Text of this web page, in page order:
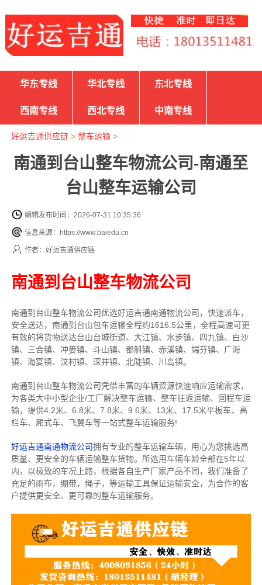
华东专线 华北专线 东北专线
西南专线 西北专线 中南专线
好运吉通供应链> 整车运输>
南通到台山整车物流公司-南通至
台山整车运输公司
编辑发布时间：2026-07-31 10:35:36
信息来源：https://www.baiedu.cn
作者：好运吉通供应链
南通到台山整车物流公司
南通到台山整车物流公司优选好运吉通南通物流公司，快速派车，
安全送达，南通到台山包车运输全程约1616.5公里，全程高速可更
有效的将货物送达台山台城街道、大江镇、水步镇、四九镇、白沙
镇、三合镇、冲蒌镇、斗山镇、都斛镇、赤溪镇、端芬镇、广海
镇、海宴镇、汶村镇、深井镇、北陡镇、川岛镇。
南通到台山整车物流公司凭借丰富的车辆资源快速响应运输需求，
为各类大中小型企业/工厂解决整车运输、整车往返运输、回程车运
输， 提供4.2米、6.8米、7.8米、9.6米、13米、17.5米平板车、高
栏车、厢式车、飞翼车等一站式整车运输服务!
好运吉通南通物流公司拥有专业的整车运输车辆，用心为您挑选高
质量、更安全的车辆运输整车货物。所选用车辆车龄全部在5年以
内，以极致的车况上路，根据各自生产厂家产品不同，我们准备了
充足的雨布，绷带，绳子，等运输工具保证运输安全，为合作的客
户提供更安全、更可靠的整车运输服务。